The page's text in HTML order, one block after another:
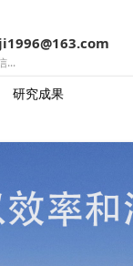
...
研究成果